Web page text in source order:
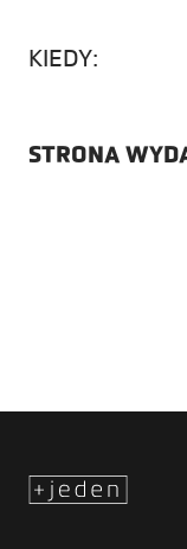
KIEDY:
STRONA